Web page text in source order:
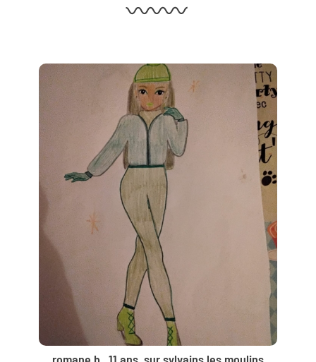
romane b., 11 ans, sur sylvains les moulins